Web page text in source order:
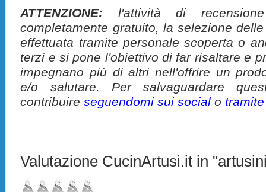
ATTENZIONE: l'attività di
completamente gratuito, la selezione
effettuata tramite personale scoperta o
terzi e si pone l'obiettivo di far risaltare e
impegnano più di altri nell'offrire un
e/o salutare. Per salvaguardare
contribuireseguendomi sui social o
Valutazione CucinArtusi.it in